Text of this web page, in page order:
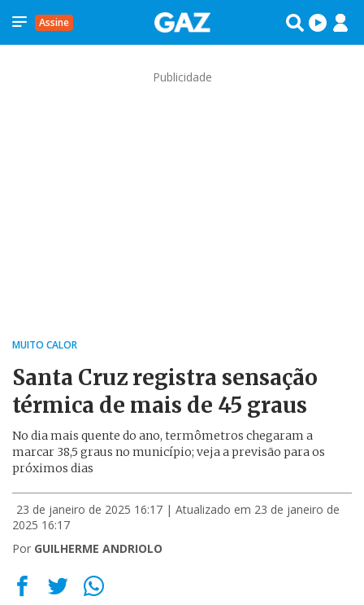
Assine
Publicidade
MUITO CALOR
Santa Cruz registra sensação
térmica de mais de 45 graus
No dia mais quente do ano, termômetros chegaram a
marcar 38,5 graus no município; veja a previsão para os
próximos dias
23 de janeiro de 2025 16:17 | Atualizado em 23 de janeiro de
2025 16:17
Por GUILHERME ANDRIOLO